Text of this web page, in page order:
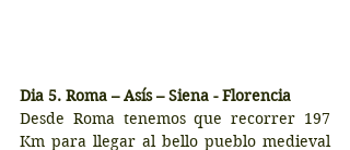
Dia 5. Roma – Asís – Siena - Florencia
Desde Roma tenemos que recorrer 197
Km para llegar al bello pueblo medieval